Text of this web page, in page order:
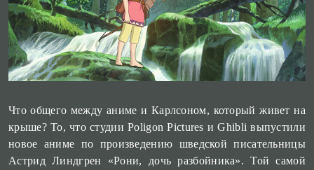
Что общего между аниме и Карлсоном, который живет на
крыше? То, что студии PoligonPictures и Ghibli выпустили
новое аниме по произведению шведской писательницы
Астрид Линдгрен «Рони, дочь разбойника». Той самой